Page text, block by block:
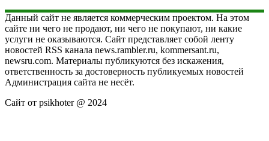
Данный сайт не является коммерческим проектом. На этом
сайте ни чего не продают, ни чего не покупают, ни какие
услуги не оказываются. Сайт представляет собой ленту
новостей RSS канала news.rambler.ru, kommersant.ru,
newsru.com. Материалы публикуются без искажения,
ответственность за достоверность публикуемых новостей
Администрация сайта не несёт.
Сайт от psikhoter @ 2024